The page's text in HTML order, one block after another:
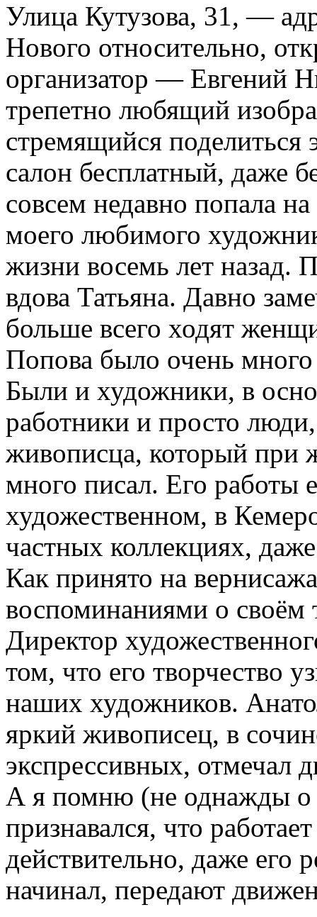
Улица Кутузова, 31, —
Нового относительно,
организатор — Евгений
трепетно любящий
стремящийся
салон бесплатный, даже
совсем недавно попала
моего любимого
жизни восемь лет назад.
вдова Татьяна. Давно
больше всего ходят
Попова было очень
Были и художники, в
работники и просто
живописца, который при
много писал. Его работы
художественном, в
частных коллекциях,
Как принято на
воспоминаниями о своём
Директор
том, что его творчество
наших художников.
яркий живописец, в
экспрессивных, отмечал
А я помню (не однажды о
признавался, что
действительно, даже его
начинал, передают